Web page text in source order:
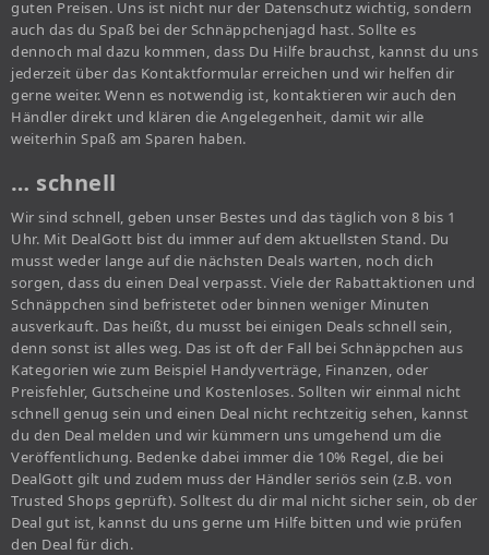
guten Preisen. Uns ist nicht nur der Datenschutz wichtig, sondern
auch das du Spaß bei der Schnäppchenjagd hast. Sollte es
dennoch mal dazu kommen, dass Du Hilfe brauchst, kannst du uns
jederzeit über das Kontaktformular erreichen und wir helfen dir
gerne weiter. Wenn es notwendig ist, kontaktieren wir auch den
Händler direkt und klären die Angelegenheit, damit wir alle
weiterhin Spaß am Sparen haben.
… schnell
Wir sind schnell, geben unser Bestes und das täglich von 8 bis 1
Uhr. Mit DealGott bist du immer auf dem aktuellsten Stand. Du
musst weder lange auf die nächsten Deals warten, noch dich
sorgen, dass du einen Deal verpasst. Viele der Rabattaktionen und
Schnäppchen sind befristetet oder binnen weniger Minuten
ausverkauft. Das heißt, du musst bei einigen Deals schnell sein,
denn sonst ist alles weg. Das ist oft der Fall bei Schnäppchen aus
Kategorien wie zum Beispiel Handyverträge, Finanzen, oder
Preisfehler, Gutscheine und Kostenloses. Sollten wir einmal nicht
schnell genug sein und einen Deal nicht rechtzeitig sehen, kannst
du den Deal melden und wir kümmern uns umgehend um die
Veröffentlichung. Bedenke dabei immer die 10% Regel, die bei
DealGott gilt und zudem muss der Händler seriös sein (z.B. von
Trusted Shops geprüft). Solltest du dir mal nicht sicher sein, ob der
Deal gut ist, kannst du uns gerne um Hilfe bitten und wie prüfen
den Deal für dich.